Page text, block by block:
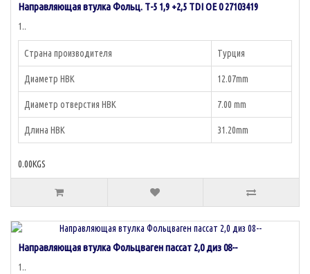
Направляющая втулка Фольц. Т-5 1,9 +2,5 TDI OE 0 27103419
1..
Страна производителя Турция
Диаметр НВК 12.07mm
Диаметр отверстия НВК 7.00 mm
Длина НВК 31.20mm
0.00KGS
Направляющая втулка Фольцваген пассат 2,0 диз 08--
1..